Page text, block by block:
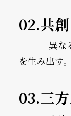
02.共
-異なる
を生み出す。
03.三